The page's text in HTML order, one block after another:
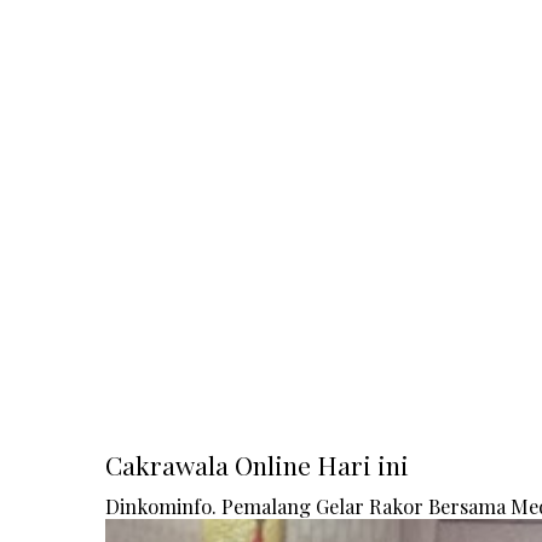
Cakrawala Online Hari ini
Dinkominfo. Pemalang Gelar Rakor Bersama